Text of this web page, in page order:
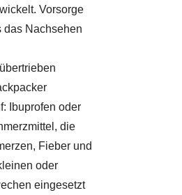
Vorsorge
das Nachsehen
Ibuprofen oder
die
Fieber und
oder
eingesetzt